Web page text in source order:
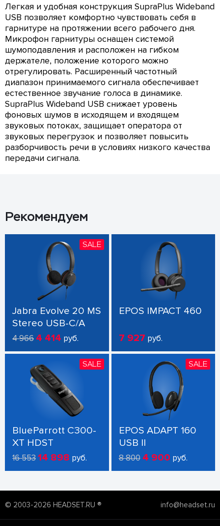
Легкая и удобная конструкция SupraPlus Wideband
USB позволяет комфортно чувствовать себя в
гарнитуре на протяжении всего рабочего дня.
Микрофон гарнитуры оснащен системой
шумоподавления и расположен на гибком
держателе, положение которого можно
отрегулировать. Расширенный частотный
диапазон принимаемого сигнала обеспечивает
естественное звучание голоса в динамике.
SupraPlus Wideband USB снижает уровень
фоновых шумов в исходящем и входящем
звуковых потоках, защищает оператора от
звуковых перегрузок и позволяет повысить
разборчивость речи в условиях низкого качества
передачи сигнала.
Рекомендуем
SALE
Jabra Evolve 20 MS
Stereo USB-C/A
4 966 4 414 руб.
EPOS IMPACT 460
7 927 руб.
SALE
BlueParrott C300-
XT HDST
16 55314 898 руб.
SALE
EPOS ADAPT 160
USB II
8 800 4 900 руб.
© 2003-2026 HEADSET.RU ® info@headset.ru